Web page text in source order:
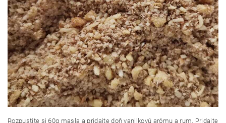
Rozpustite si 60g masla a pridajte doň vanilkovú arómu a rum. Pridajte